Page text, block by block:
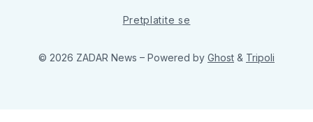
Pretplatite se
© 2026 ZADAR News – Powered by Ghost & Tripoli